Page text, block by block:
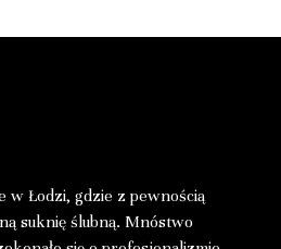
w Łodzi, gdzie z pewnością
suknię ślubną. Mnóstwo